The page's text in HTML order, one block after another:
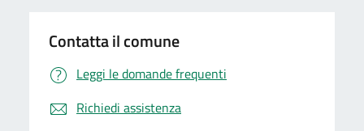
Contatta il comune
Leggi le domande frequenti
Richiedi assistenza